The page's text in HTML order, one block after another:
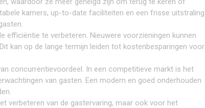
kamers, up-to-date faciliteiten en een frisse uitstraling
efficiëntie te verbeteren. Nieuwere voorzieningen kunnen
kan op de lange termijn leiden tot kostenbesparingen voor
concurrentievoordeel. In een competitieve markt is het
van gasten. Een modern en goed onderhouden
verbeteren van de gastervaring, maar ook voor het